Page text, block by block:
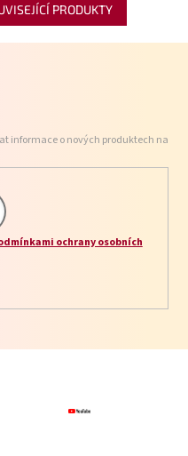
PRODUKTY
informace o nových produktech na
ochrany osobních